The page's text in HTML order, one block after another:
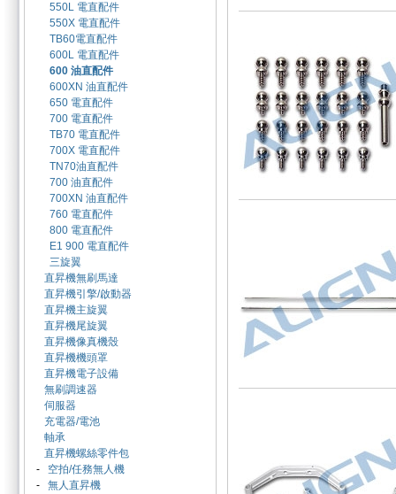
550L 電直配件
550X 電直配件
TB60電直配件
600L 電直配件
600 油直配件
600XN 油直配件
650 電直配件
700 電直配件
TB70 電直配件
700X 電直配件
TN70油直配件
700 油直配件
700XN 油直配件
760 電直配件
800 電直配件
E1 900 電直配件
三旋翼
直昇機無刷馬達
直昇機引擎/啟動器
直昇機主旋翼
直昇機尾旋翼
直昇機像真機殼
直昇機機頭罩
直昇機電子設備
無刷調速器
伺服器
充電器/電池
軸承
直昇機螺絲零件包
- 空拍/任務無人機
- 無人直昇機